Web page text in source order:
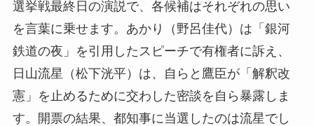
選挙戦最終日の演説で、各候補はそれぞれの思い
を言葉に乗せます。あかり（野呂佳代）は「銀河
鉄道の夜」を引用したスピーチで有権者に訴え、
日山流星（松下洸平）は、自らと鷹臣が「解釈改
憲」を止めるために交わした密談を自ら暴露しま
す。開票の結果、都知事に当選したのは流星でし